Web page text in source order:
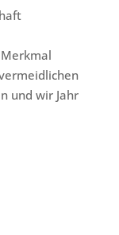
und wir Jahr